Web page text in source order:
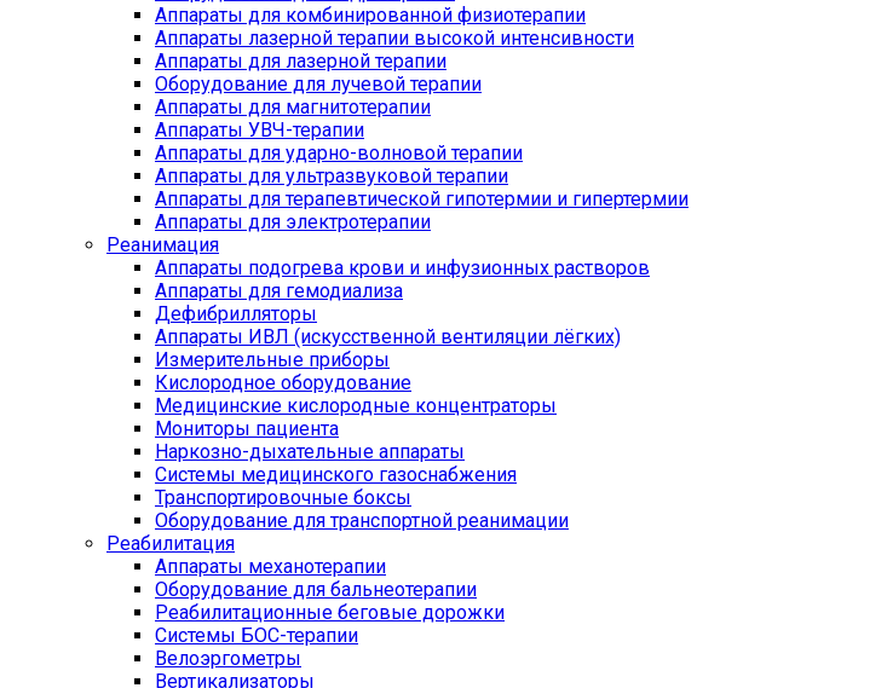
Аппараты для комбинированной физиотерапии
Аппараты лазерной терапии высокой интенсивности
Аппараты для лазерной терапии
Оборудование для лучевой терапии
Аппараты для магнитотерапии
Аппараты УВЧ-терапии
Аппараты для ударно-волновой терапии
Аппараты для ультразвуковой терапии
Аппараты для терапевтической гипотермии и гипертермии
Аппараты для электротерапии
Реанимация
Аппараты подогрева крови и инфузионных растворов
Аппараты для гемодиализа
Дефибрилляторы
Аппараты ИВЛ (искусственной вентиляции лёгких)
Измерительные приборы
Кислородное оборудование
Медицинские кислородные концентраторы
Мониторы пациента
Наркозно-дыхательные аппараты
Системы медицинского газоснабжения
Транспортировочные боксы
Оборудование для транспортной реанимации
Реабилитация
Аппараты механотерапии
Оборудование для бальнеотерапии
Реабилитационные беговые дорожки
Системы БОС-терапии
Велоэргометры
Вертикализаторы